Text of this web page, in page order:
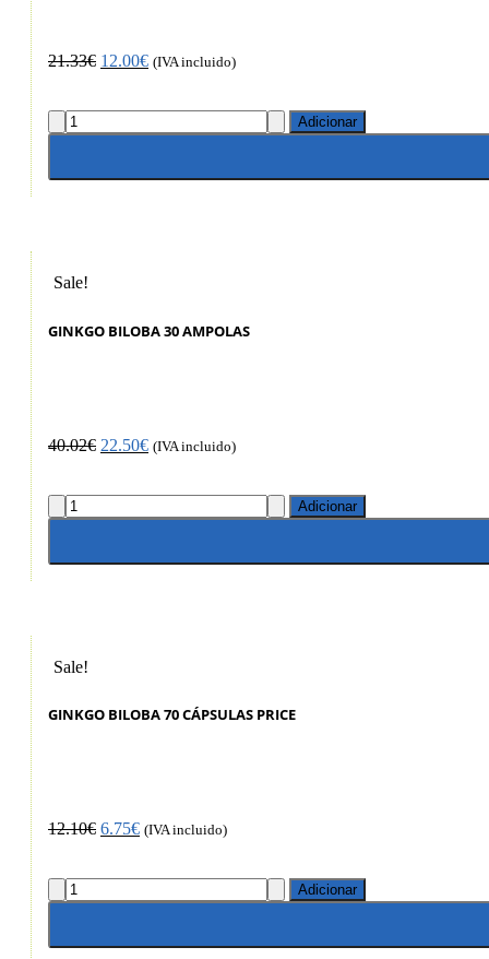
21.33€ 12.00€ (IVA incluido)
Adicionar
Sale!
GINKGO BILOBA 30 AMPOLAS
40.02€ 22.50€ (IVA incluido)
Adicionar
Sale!
GINKGO BILOBA 70 CÁPSULAS PRICE
12.10€ 6.75€ (IVA incluido)
Adicionar